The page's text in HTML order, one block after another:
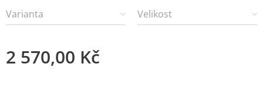
Varianta Velikost
2 570,00 Kč